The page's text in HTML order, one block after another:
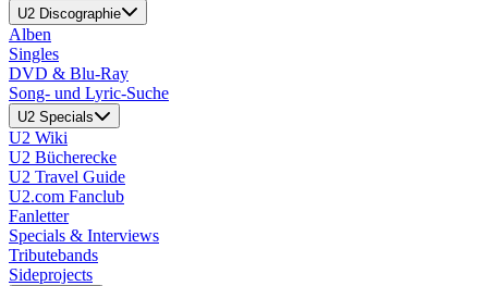
U2 Discographie
Alben
Singles
DVD & Blu-Ray
Song- und Lyric-Suche
U2 Specials
U2 Wiki
U2 Bücherecke
U2 Travel Guide
U2.com Fanclub
Fanletter
Specials & Interviews
Tributebands
Sideprojects